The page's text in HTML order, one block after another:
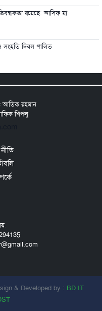
রয়েছে: আসিফ মা
সংহতি দিবস পালিত
আতিক রহমান
শিপলু
& Developed by : BD IT